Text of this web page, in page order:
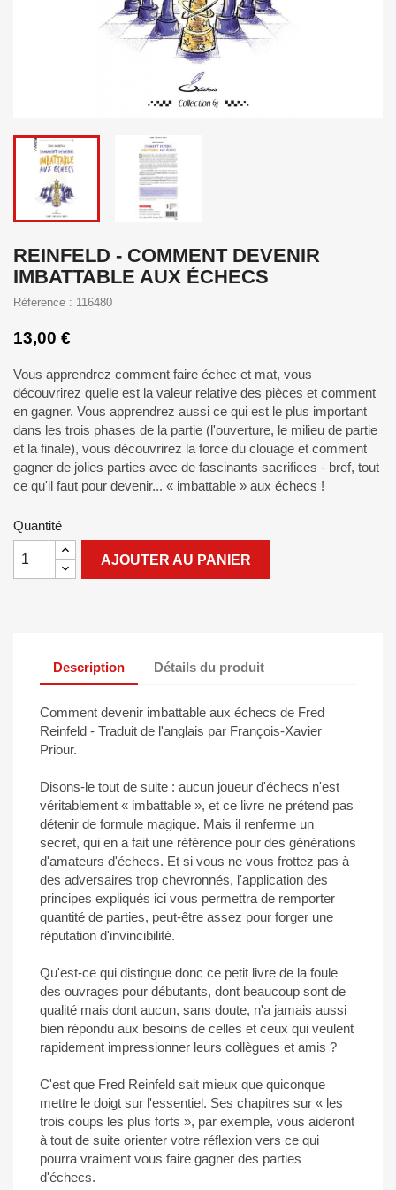
REINFELD - COMMENT DEVENIR
IMBATTABLE AUX ÉCHECS
Référence : 116480
13,00 €
Vous apprendrez comment faire échec et mat, vous
découvrirez quelle est la valeur relative des pièces et comment
en gagner. Vous apprendrez aussi ce qui est le plus important
dans les trois phases de la partie (l'ouverture, le milieu de partie
et la finale), vous découvrirez la force du clouage et comment
gagner de jolies parties avec de fascinants sacrifices - bref, tout
ce qu'il faut pour devenir... « imbattable » aux échecs !
Quantité
AJOUTER AU PANIER
Description Détails du produit
Comment devenir imbattable aux échecs de Fred
Reinfeld - Traduit de l'anglais par François-Xavier
Priour.
Disons-le tout de suite : aucun joueur d'échecs n'est
véritablement « imbattable », et ce livre ne prétend pas
détenir de formule magique. Mais il renferme un
secret, qui en a fait une référence pour des générations
d'amateurs d'échecs. Et si vous ne vous frottez pas à
des adversaires trop chevronnés, l'application des
principes expliqués ici vous permettra de remporter
quantité de parties, peut-être assez pour forger une
réputation d'invincibilité.
Qu'est-ce qui distingue donc ce petit livre de la foule
des ouvrages pour débutants, dont beaucoup sont de
qualité mais dont aucun, sans doute, n'a jamais aussi
bien répondu aux besoins de celles et ceux qui veulent
rapidement impressionner leurs collègues et amis ?
C'est que Fred Reinfeld sait mieux que quiconque
mettre le doigt sur l'essentiel. Ses chapitres sur « les
trois coups les plus forts », par exemple, vous aideront
à tout de suite orienter votre réflexion vers ce qui
pourra vraiment vous faire gagner des parties
d'échecs.